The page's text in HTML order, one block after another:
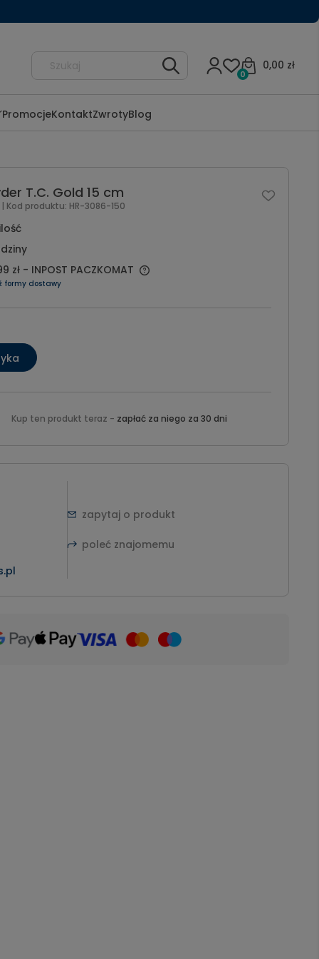
0,00 zł
0
PromocjeKontaktZwrotyBlog
T.C. Gold 15 cm
| Kod produktu: HR-3086-150
zł - INPOST PACZKOMAT
formy dostawy
Kup ten produkt teraz - zapłać za niego za 30 dni
zapytaj o produkt
poleć znajomemu